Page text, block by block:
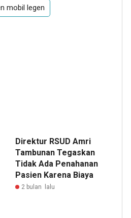
mobil legen
Direktur RSUD Amri
Tambunan Tegaskan
Tidak Ada Penahanan
Pasien Karena Biaya
2 bulan lalu